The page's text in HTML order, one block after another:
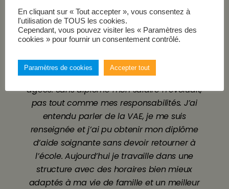
33 ans
Je travaillais depuis une dizaine d’années
sans aucun diplôme auprès des personnes
agées. Sans diplôme mon salaire n’évoluait,
pas tout comme mes responsabilités. J’ai
entendu parler de la VAE, je me suis
renseignée et j’ai pu obtenir mon diplôme
d’aide soignante sans devoir retourner à
l’école. Aujourd’hui je travaille dans une
structure avec des horaires bien mieux
adaptés à ma vie de famille et un meilleur
En cliquant sur « Tout accepter », vous consentez à
l'utilisation de TOUS les cookies.
Cependant, vous pouvez visiter les « Paramètres des
cookies » pour fournir un consentement contrôlé.
Paramètres de cookies Accepter tout